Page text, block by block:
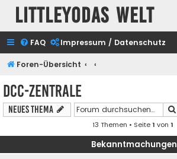
Littleyodas Welt
FAQ Impressum / Datenschutz
Foren-Übersicht
DCC-Zentrale
Neues Thema
13 Themen • Seite1 von 1
Bekanntmachungen